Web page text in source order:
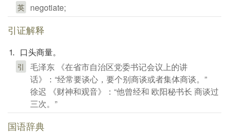
英 negotiate;
引证解释
⒈ 口头商量。
引
毛泽东 《在省市自治区党委书记会议上的讲
话》：“经常要谈心，要个别商谈或者集体商谈。”
徐迟 《财神和观音》：“他曾经和 欧阳秘书长 商谈过
三次。”
国语辞典